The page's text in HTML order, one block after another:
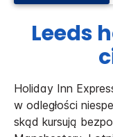
Leeds
Holiday Inn
w odległości
skąd kursują